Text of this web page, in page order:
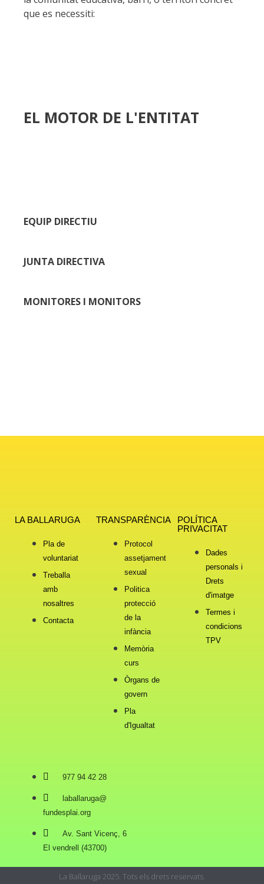
que es necessiti:
EL MOTOR DE L'ENTITAT
EQUIP DIRECTIU
JUNTA DIRECTIVA
MONITORES I MONITORS
LA BALLARUGA
Pla de
voluntariat
Treballa
amb
nosaltres
Contacta
TRANSPARÈNCIA
Protocol
assetjament
sexual
Politica
protecció
de la
infància
Memòria
curs
Òrgans de
govern
Pla
d'Igualtat
POLÍTICA
PRIVACITAT
Dades
personals i
Drets
d'imatge
Termes i
condicions
TPV
977 94 42 28
laballaruga@
fundesplai.org
Av. Sant Vicenç, 6
El vendrell (43700)
La Ballaruga 2025. Tots els drets reservats.